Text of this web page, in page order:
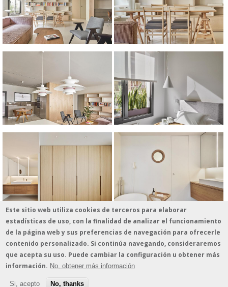
© 2026 - estudio vilablanch · Amigó 78-80, 1º B · 08021 Barcelona · Tel. 935 513
339 · estudio@vilablanch.com
Aviso legal
/Información sobre cookies
Este sitio web utiliza cookies de terceros para elaborar
estadísticas de uso, con la finalidad de analizar el funcionamiento
de la página web y sus preferencias de navegación para ofrecerle
contenido personalizado. Si continúa navegando, consideraremos
que acepta su uso. Puede cambiar la configuración u obtener más
información. No, obtener más información
Si, acepto No, thanks